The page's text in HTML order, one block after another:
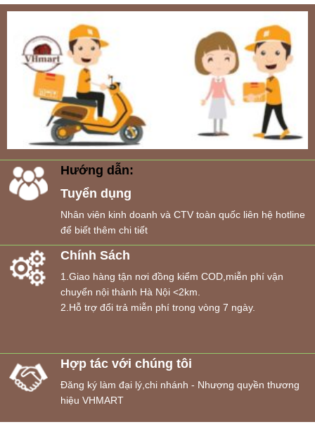
Hướng dẫn:
Tuyển dụng
Nhân viên kinh doanh và CTV toàn quốc liên hệ hotline
để biết thêm chi tiết
Chính Sách
1.Giao hàng tận nơi đồng kiểm COD,miễn phí vận
chuyển nội thành Hà Nội <2km.
2.Hỗ trợ đổi trả miễn phí trong vòng 7 ngày.
Hợp tác với chúng tôi
Đăng ký làm đại lý,chi nhánh - Nhượng quyền thương
hiệu VHMART